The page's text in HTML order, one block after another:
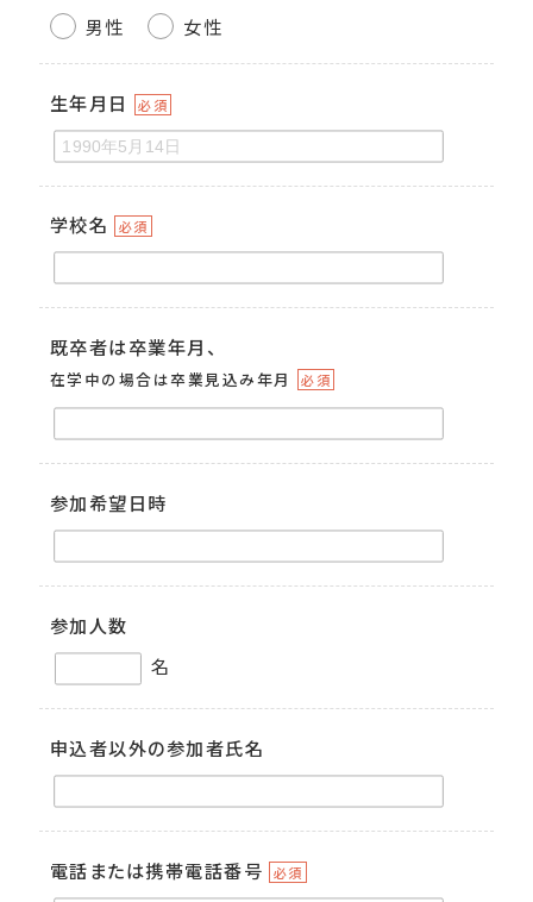
男性 女性
生年月日 必須
学校名 必須
既卒者は卒業年月、
在学中の場合は卒業見込み年月 必須
参加希望日時
参加人数
名
申込者以外の参加者氏名
電話または携帯電話番号 必須